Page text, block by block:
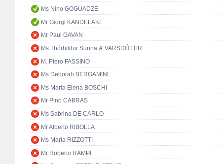
Ms Nino GOGUADZE
Mr Giorgi KANDELAKI
Mr Paul GAVAN
Ms Thórhildur Sunna ÆVARSDÓTTIR
M. Piero FASSINO
Ms Deborah BERGAMINI
Ms Maria Elena BOSCHI
Mr Pino CABRAS
Ms Sabrina DE CARLO
Mr Alberto RIBOLLA
Ms Maria RIZZOTTI
Mr Roberto RAMPI